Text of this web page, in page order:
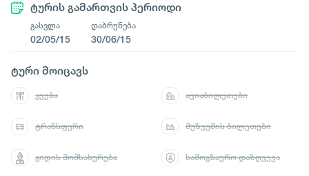
ტურის გამართვის პერიოდი
გასვლა
02/05/15
დაბრუნება
30/06/15
ტური მოიცავს
კვება ავიაბილეთები
ტრანსფერი მუზეუმის ბილეთები
გიდის მომსახურება სამოგზაურო დაზღვევა